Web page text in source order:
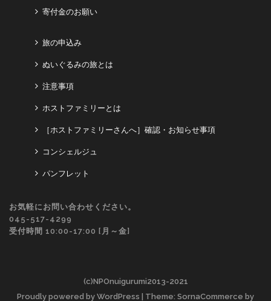
寄付金のお願い
旅の申込み
ぬいぐるみの旅とは
注意事項
ホストファミリーとは
［ホストファミリーさんへ］確認・お知らせ事項
コンシェルジュ
パンフレット
お気軽にお問い合わせください。
045-517-4299
受付時間 10:00-17:00 [月～金]
(c)NPOnuigurumi2013-2021
Proudly powered by WordPress | Theme: SornaCommerce by